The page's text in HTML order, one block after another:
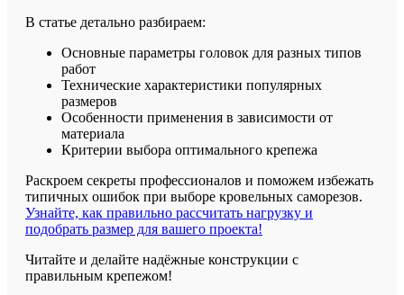
В статье детально разбираем:
Основные параметры головок для разных типов
работ
Технические характеристики популярных
размеров
Особенности применения в зависимости от
материала
Критерии выбора оптимального крепежа
Раскроем секреты профессионалов и поможем избежать
типичных ошибок при выборе кровельных саморезов.
Узнайте, как правильно рассчитать нагрузку и
подобрать размер для вашего проекта!
Читайте и делайте надёжные конструкции с
правильным крепежом!